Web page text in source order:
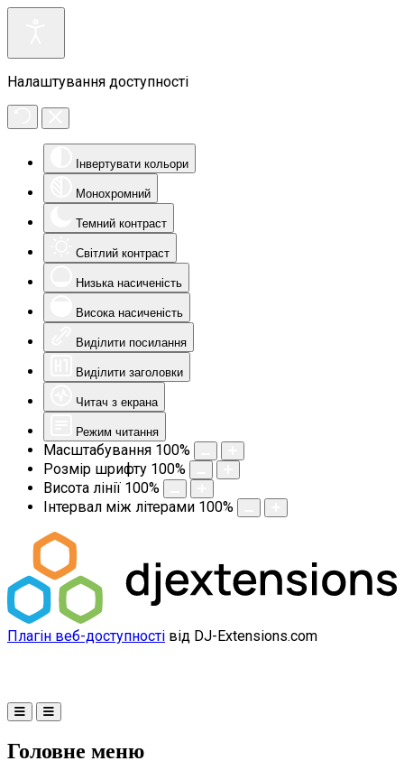
Налаштування доступності
Інвертувати кольори
Монохромний
Темний контраст
Світлий контраст
Низька насиченість
Висока насиченість
Виділити посилання
Виділити заголовки
Читач з екрана
Режим читання
Масштабування 100%
Розмір шрифту 100%
Висота лінії 100%
Інтервал між літерами 100%
Плагін веб-доступності від DJ-Extensions.com
Головне меню